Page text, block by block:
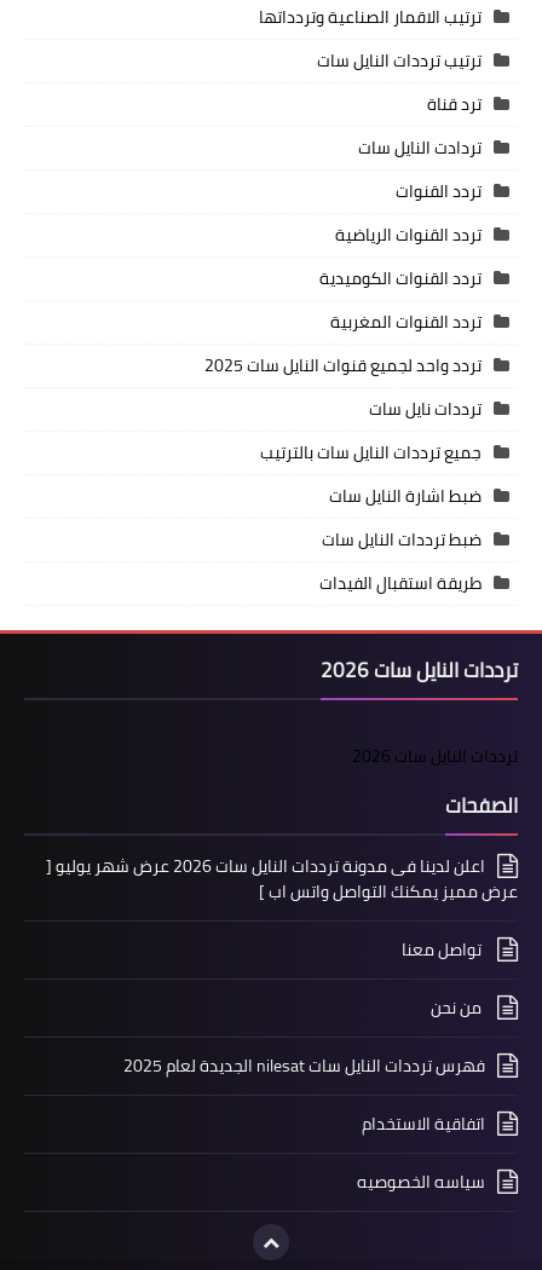
ترتيب الاقمار الصناعية وتردداتها
ترتيب ترددات النايل سات
ترد قناة
تردادت النايل سات
تردد القنوات
تردد القنوات الرياضية
تردد القنوات الكوميدية
تردد القنوات المغربية
تردد واحد لجميع قنوات النايل سات 2025
ترددات نايل سات
جميع ترددات النايل سات بالترتيب
ضبط اشارة النايل سات
ضبط ترددات النايل سات
طريقة استقبال الفيدات
ترددات النايل سات 2026
ترددات النايل سات 2026
الصفحات
اعلن لدينا فى مدونة ترددات النايل سات 2026 عرض شهر يوليو [
عرض مميز يمكنك التواصل واتس اب ]
تواصل معنا
من نحن
فهرس ترددات النايل سات nilesat الجديدة لعام 2025
اتفاقية الاستخدام
سياسه الخصوصيه